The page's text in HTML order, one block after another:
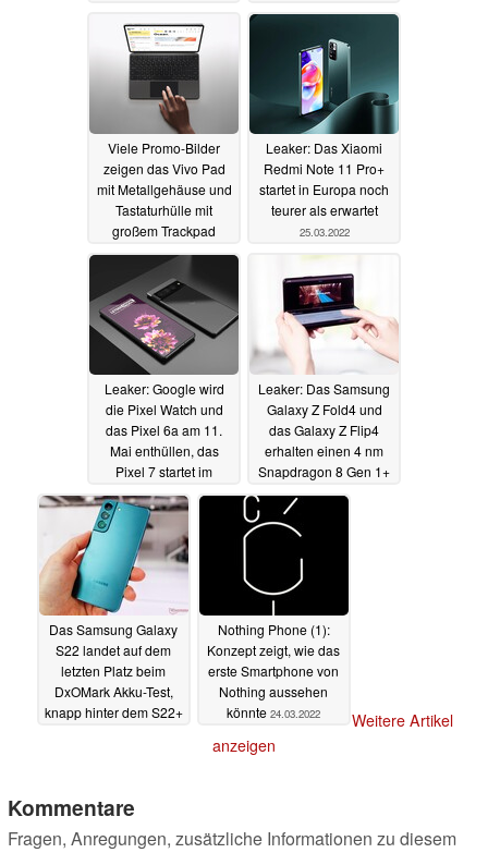
25.03.2022
Viele Promo-Bilder
zeigen das Vivo Pad
mit Metallgehäuse und
Tastaturhülle mit
großem Trackpad
25.03.2022
Leaker: Das Xiaomi
Redmi Note 11 Pro+
startet in Europa noch
teurer als erwartet
25.03.2022
Leaker: Google wird
die Pixel Watch und
das Pixel 6a am 11.
Mai enthüllen, das
Pixel 7 startet im
Oktober25.03.2022
Leaker: Das Samsung
Galaxy Z Fold4 und
das Galaxy Z Flip4
erhalten einen 4 nm
Snapdragon 8 Gen 1+
24.03.2022
Das Samsung Galaxy
S22 landet auf dem
letzten Platz beim
DxOMark Akku-Test,
knapp hinter dem S22+
Nothing Phone (1):
Konzept zeigt, wie das
erste Smartphone von
Nothing aussehen
könnte 24.03.2022
Weitere Artikel
anzeigen
Kommentare
Fragen, Anregungen, zusätzliche Informationen zu diesem